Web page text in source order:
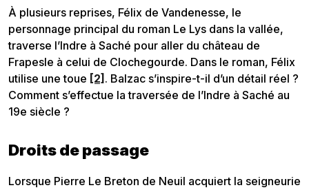
À plusieurs reprises, Félix de Vandenesse, le
personnage principal du roman Le Lys dans la vallée,
traverse l’Indre à Saché pour aller du château de
Frapesle à celui de Clochegourde. Dans le roman, Félix
utilise une toue [2] . Balzac s’inspire-t-il d’un détail réel ?
Comment s’effectue la traversée de l’Indre à Saché au
19e siècle ?
Droits de passage
Lorsque Pierre Le Breton de Neuil acquiert la seigneurie